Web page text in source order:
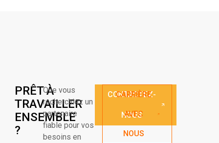
PRÊT À
TRAVAILLER
ENSEMBLE
?
Que vous
recherchiez un
partenaire
fiable pour vos
besoins en
CONTACTEZ-
NOUS
CARRIÈRE
AVEC
NOUS